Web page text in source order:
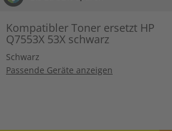
Kompatibler Toner ersetzt HP
Q7553X 53X schwarz
Schwarz
Passende Geräte anzeigen